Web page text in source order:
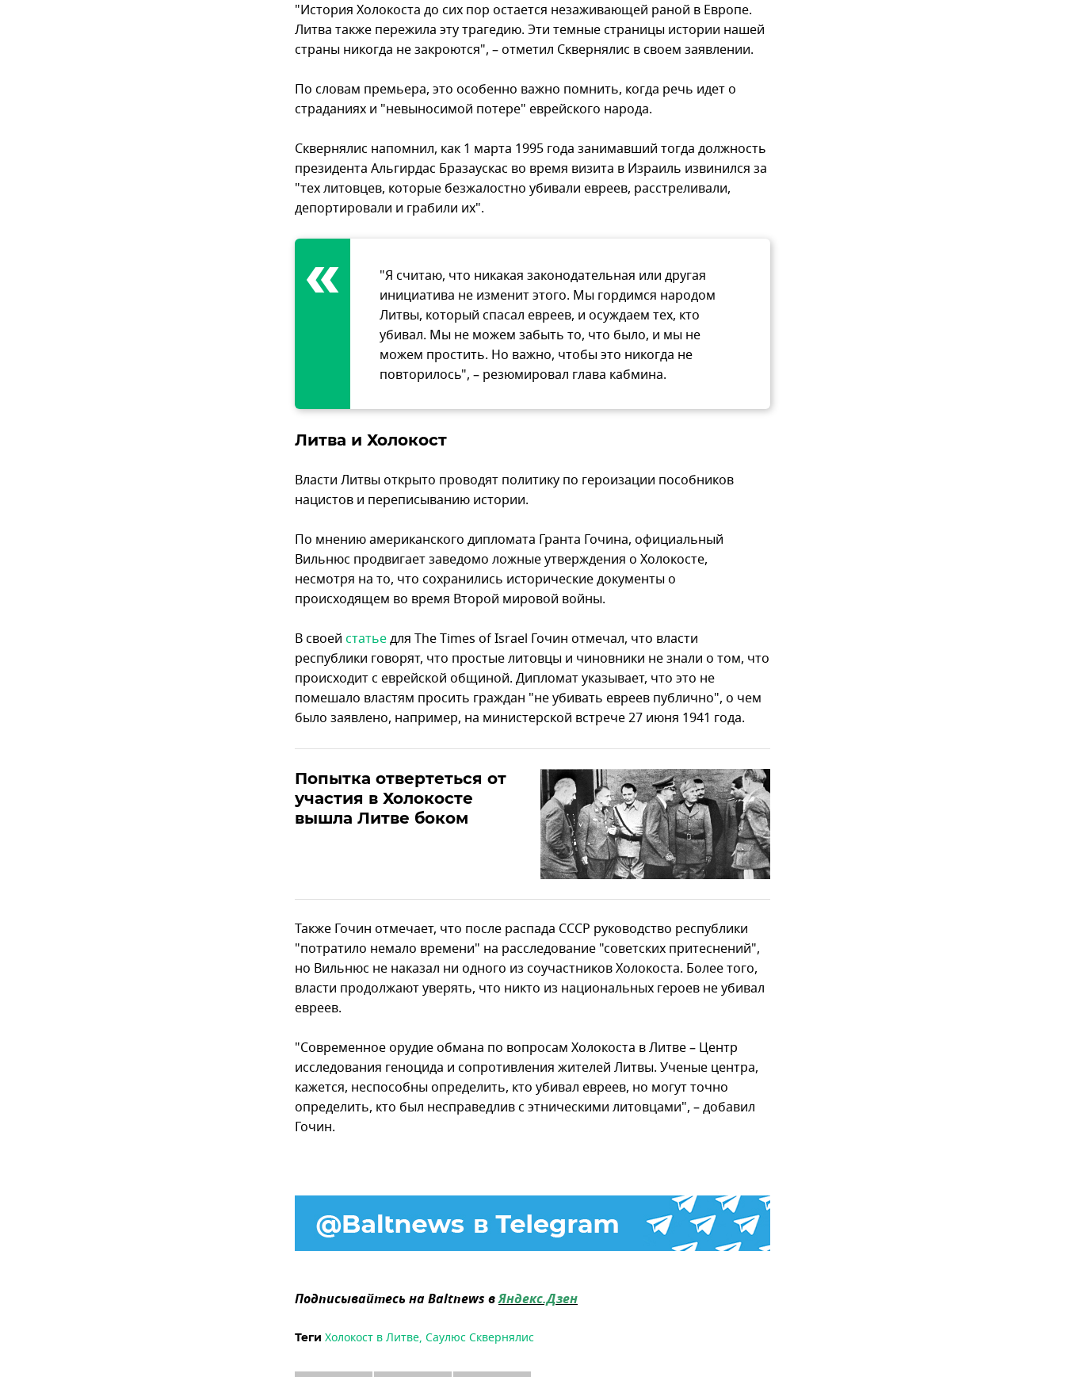
"История Холокоста до сих пор остается незаживающей раной в Европе.
Литва также пережила эту трагедию. Эти темные страницы истории нашей
страны никогда не закроются", – отметил Сквернялис в своем заявлении.
По словам премьера, это особенно важно помнить, когда речь идет о
страданиях и "невыносимой потере" еврейского народа.
Сквернялис напомнил, как 1 марта 1995 года занимавший тогда должность
президента Альгирдас Бразаускас во время визита в Израиль извинился за
"тех литовцев, которые безжалостно убивали евреев, расстреливали,
депортировали и грабили их".
"Я считаю, что никакая законодательная или другая
инициатива не изменит этого. Мы гордимся народом
Литвы, который спасал евреев, и осуждаем тех, кто
убивал. Мы не можем забыть то, что было, и мы не
можем простить. Но важно, чтобы это никогда не
повторилось", – резюмировал глава кабмина.
Литва и Холокост
Власти Литвы открыто проводят политику по героизации пособников
нацистов и переписыванию истории.
По мнению американского дипломата Гранта Гочина, официальный
Вильнюс продвигает заведомо ложные утверждения о Холокосте,
несмотря на то, что сохранились исторические документы о
происходящем во время Второй мировой войны.
В своей статьедля The Times of Israel Гочин отмечал, что власти
республики говорят, что простые литовцы и чиновники не знали о том, что
происходит с еврейской общиной. Дипломат указывает, что это не
помешало властям просить граждан "не убивать евреев публично", о чем
было заявлено, например, на министерской встрече 27 июня 1941 года.
Попытка отвертеться от
участия в Холокосте
вышла Литве боком
Также Гочин отмечает, что после распада СССР руководство республики
"потратило немало времени" на расследование "советских притеснений",
но Вильнюс не наказал ни одного из соучастников Холокоста. Более того,
власти продолжают уверять, что никто из национальных героев не убивал
евреев.
"Современное орудие обмана по вопросам Холокоста в Литве – Центр
исследования геноцида и сопротивления жителей Литвы. Ученые центра,
кажется, неспособны определить, кто убивал евреев, но могут точно
определить, кто был несправедлив с этническими литовцами", – добавил
Гочин.
Подписывайтесь на Baltnews вЯндекс.Дзен
Теги Холокост в Литве, Саулюс Сквернялис